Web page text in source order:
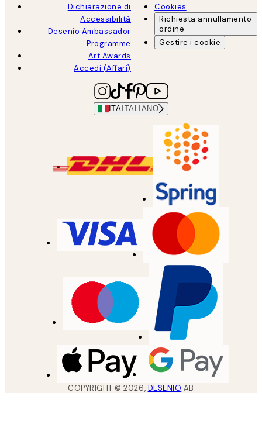
Dichiarazione di
Accessibilità
Desenio Ambassador
Programme
Art Awards
Accedi (Affari)
Cookies
Richiesta annullamento
ordine
Gestire i cookie
ITA ITALIANO
COPYRIGHT ©2026, DESENIO AB